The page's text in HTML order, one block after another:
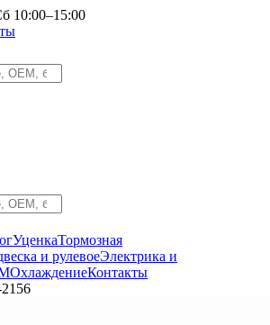
10:00–15:00
УценкаТормозная
и рулевоеЭлектрика и
ОхлаждениеКонтакты